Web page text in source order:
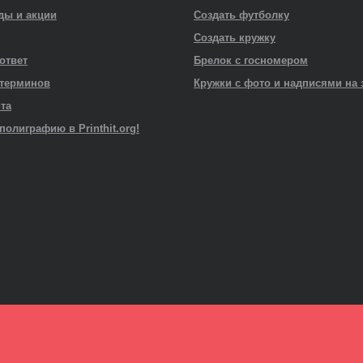
и акции
полиграфию в Printhit.org!
Создать футболку
Создать кружку
Брелок с госномером
Кружки с фото и надписями на